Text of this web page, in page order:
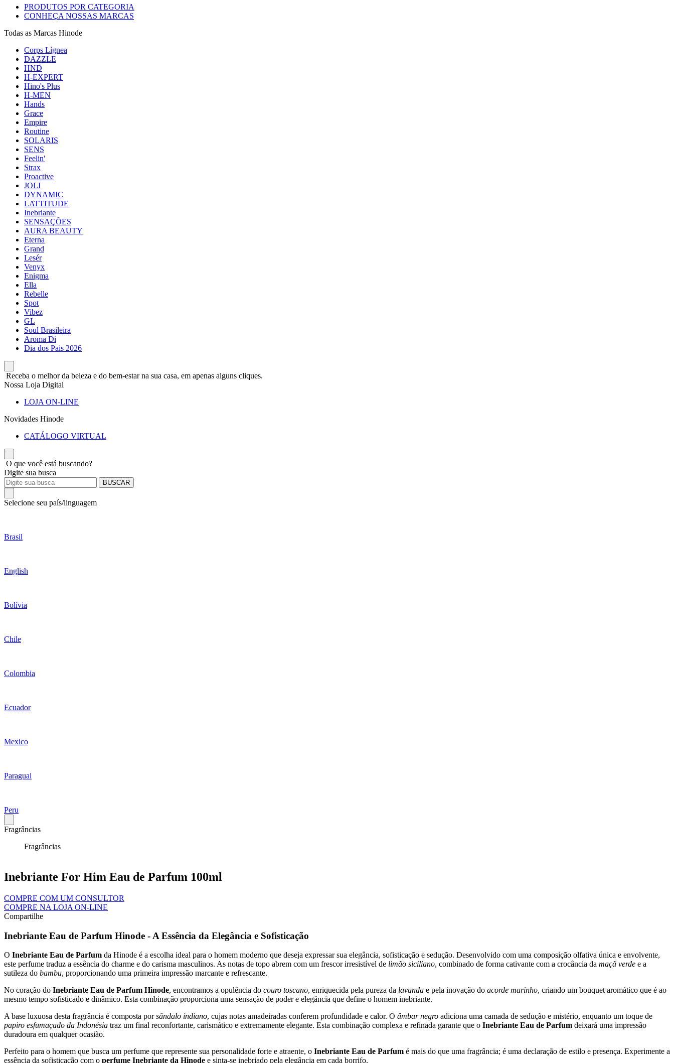
PRODUTOS POR CATEGORIA
CONHEÇA NOSSAS MARCAS
Todas as Marcas Hinode
Corps Lígnea
DAZZLE
HND
H-EXPERT
Hino's Plus
H-MEN
Hands
Grace
Empire
Routine
SOLARIS
SENS
Feelin'
Strax
Proactive
JOLI
DYNAMIC
LATTITUDE
Inebriante
SENSAÇÕES
AURA BEAUTY
Eterna
Grand
Lesér
Venyx
Enigma
Ella
Rebelle
Spot
Vibez
GL
Soul Brasileira
Aroma Di
Dia dos Pais 2026
Receba o melhor da beleza e do bem-estar na sua casa, em apenas alguns cliques.
Nossa Loja Digital
LOJA ON-LINE
Novidades Hinode
CATÁLOGO VIRTUAL
O que você está buscando?
Digite sua busca
BUSCAR
Selecione seu país/linguagem
Brasil
English
Bolívia
Chile
Colombia
Ecuador
Mexico
Paraguai
Peru
Fragrâncias
Fragrâncias
Inebriante For Him Eau de Parfum 100ml
COMPRE COM UM CONSULTOR
COMPRE NA LOJA ON-LINE
Compartilhe
Inebriante Eau de Parfum Hinode - A Essência da Elegância e Sofisticação
O Inebriante Eau de Parfum da Hinode é a escolha ideal para o homem moderno que deseja expressar sua elegância, sofisticação e sedução. Desenvolvido com uma composição olfativa única e envolvente,
este perfume traduz a essência do charme e do carisma masculinos. As notas de topo abrem com um frescor irresistível de limão siciliano, combinado de forma cativante com a crocância da maçã verde e a
sutileza do bambu, proporcionando uma primeira impressão marcante e refrescante.
No coração do Inebriante Eau de Parfum Hinode, encontramos a opulência do couro toscano, enriquecida pela pureza da lavanda e pela inovação do acorde marinho, criando um bouquet aromático que é ao
mesmo tempo sofisticado e dinâmico. Esta combinação proporciona uma sensação de poder e elegância que define o homem inebriante.
A base luxuosa desta fragrância é composta porsândalo indiano, cujas notas amadeiradas conferem profundidade e calor. O âmbar negro adiciona uma camada de sedução e mistério, enquanto um toque de
papiro esfumaçado da Indonésia traz um final reconfortante, carismático e extremamente elegante. Esta combinação complexa e refinada garante que o Inebriante Eau de Parfum deixará uma impressão
duradoura em qualquer ocasião.
Perfeito para o homem que busca um perfume que represente sua personalidade forte e atraente, o Inebriante Eau de Parfum é mais do que uma fragrância; é uma declaração de estilo e presença. Experimente a
essência da sofisticação com o perfume Inebriante da Hinode e sinta-se inebriado pela elegância em cada borrifo.